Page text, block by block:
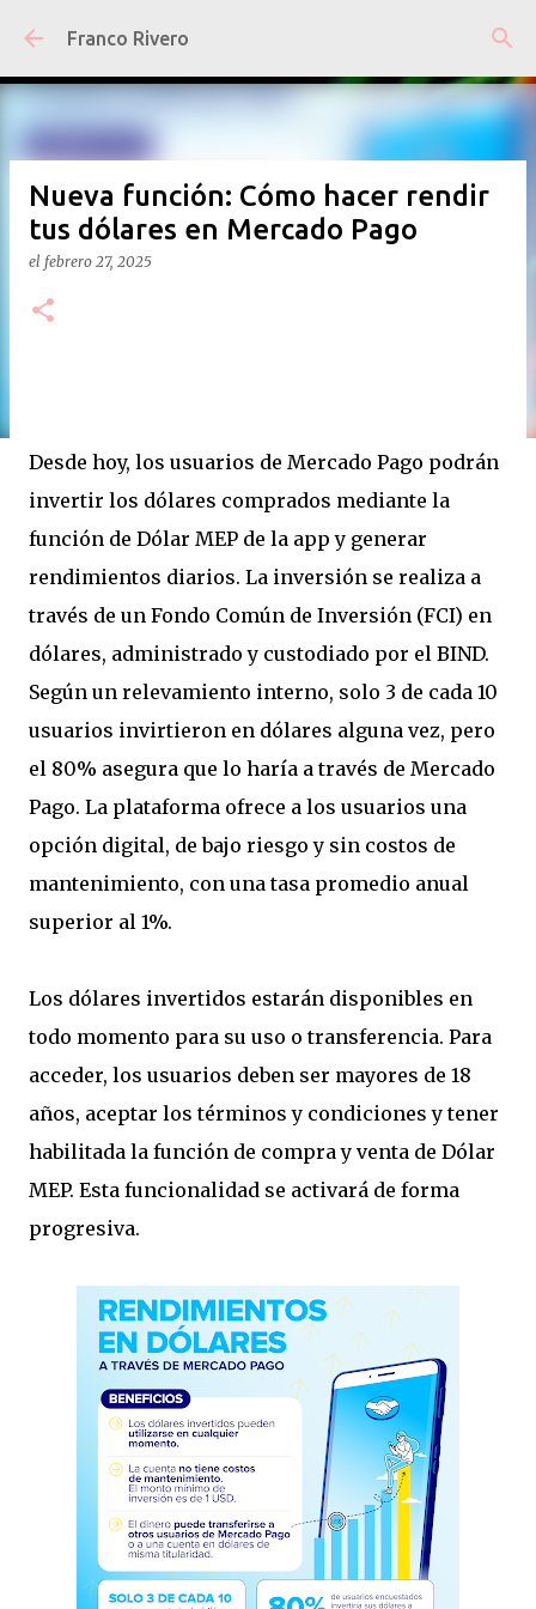
Ir al contenido principal
Franco Rivero
Nueva función: Cómo hacer rendir
tus dólares en Mercado Pago
el febrero 27, 2025
Desde hoy, los usuarios de Mercado Pago podrán
invertir los dólares comprados mediante la
función de Dólar MEP de la app y generar
rendimientos diarios. La inversión se realiza a
través de un Fondo Común de Inversión (FCI) en
dólares, administrado y custodiado por el BIND.
Según un relevamiento interno, solo 3 de cada 10
usuarios invirtieron en dólares alguna vez, pero
el 80% asegura que lo haría a través de Mercado
Pago. La plataforma ofrece a los usuarios una
opción digital, de bajo riesgo y sin costos de
mantenimiento, con una tasa promedio anual
superior al 1%.
Los dólares invertidos estarán disponibles en
todo momento para su uso o transferencia. Para
acceder, los usuarios deben ser mayores de 18
años, aceptar los términos y condiciones y tener
habilitada la función de compra y venta de Dólar
MEP. Esta funcionalidad se activará de forma
progresiva.